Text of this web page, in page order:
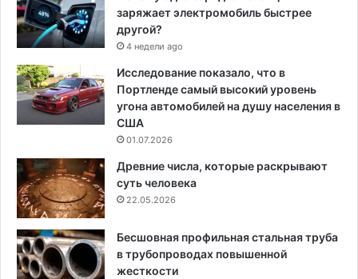
заряжает электромобиль быстрее
другой?
4 недели ago
Исследование показало, что в
Портленде самый высокий уровень
угона автомобилей на душу населения в
США
01.07.2026
Древние числа, которые раскрывают
суть человека
22.05.2026
Бесшовная профильная стальная труба
в трубопроводах повышенной
жесткости